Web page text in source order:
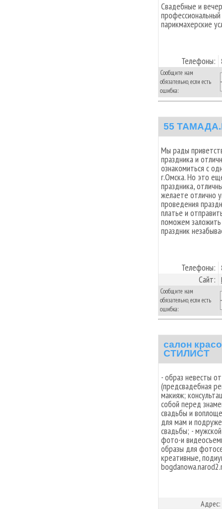
Свадебные и
парикмахерские
Телефоны:
Сообщите нам
обязательно, если есть
ошибка:
55
Мы рады
праздника и
ознакомиться с
г.Омска. Но это
праздника,
желаете отлично
проведения
платье и
поможем
праздник
Телефоны:
Сайт:
Сообщите нам
обязательно, если есть
ошибка:
салон
СТИЛИСТ
- образ невесты
(предсвадебная
макияж;
собой перед
свадьбы и
для мам и
свадьбы; -
фото-и
образы для
креативные,
Адрес: